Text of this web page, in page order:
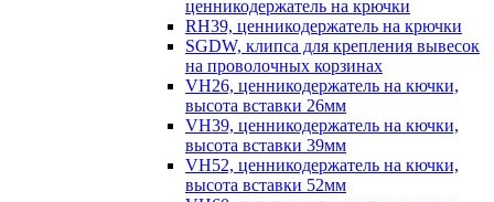
ценникодержатель на крючки
RH39, ценникодержатель на крючки
SGDW, клипса для крепления вывесок
на проволочных корзинах
VH26, ценникодержатель на кючки,
высота вставки 26мм
VH39, ценникодержатель на кючки,
высота вставки 39мм
VH52, ценникодержатель на кючки,
высота вставки 52мм